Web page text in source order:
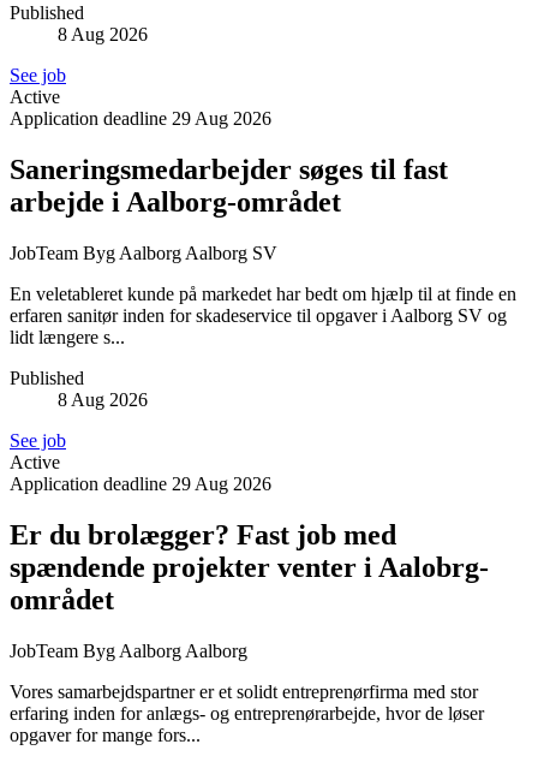
Published
8 Aug 2026
See job
Active
Application deadline 29 Aug 2026
Saneringsmedarbejder søges til fast
arbejde i Aalborg-området
JobTeam Byg Aalborg Aalborg SV
En veletableret kunde på markedet har bedt om hjælp til at finde en
erfaren sanitør inden for skadeservice til opgaver i Aalborg SV og
lidt længere s...
Published
8 Aug 2026
See job
Active
Application deadline 29 Aug 2026
Er du brolægger? Fast job med
spændende projekter venter i Aalobrg-
området
JobTeam Byg Aalborg Aalborg
Vores samarbejdspartner er et solidt entreprenørfirma med stor
erfaring inden for anlægs- og entreprenørarbejde, hvor de løser
opgaver for mange fors...